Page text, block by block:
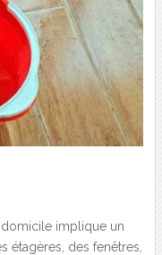
implique un
étagères, des fenêtres,